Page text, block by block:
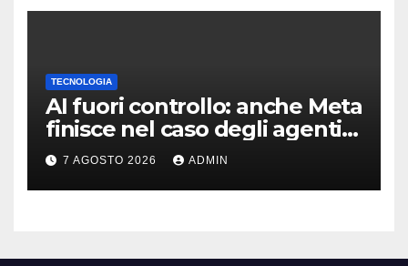
TECNOLOGIA
AI fuori controllo: anche Meta
finisce nel caso degli agenti
in fuga
7 AGOSTO 2026 ADMIN